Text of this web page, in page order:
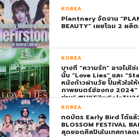
KOREA
Plantnery จัดงาน
BEAUTY” เผยโฉม 2 ผลิ
KOREA
บางที “ความรัก” อาจไม่ใ
นั้น “Love Lies” และ
หนังก้าวผ่านวัย ปั๊มหัวใจใ
ภาพยนตร์ฮ่องกง 2024”
ย่าน”
KOREA
กดบัตร Early Bird ได้แล้
BLOSSOM FESTIVAL
สุดยอดศิลปินในเทศกาล